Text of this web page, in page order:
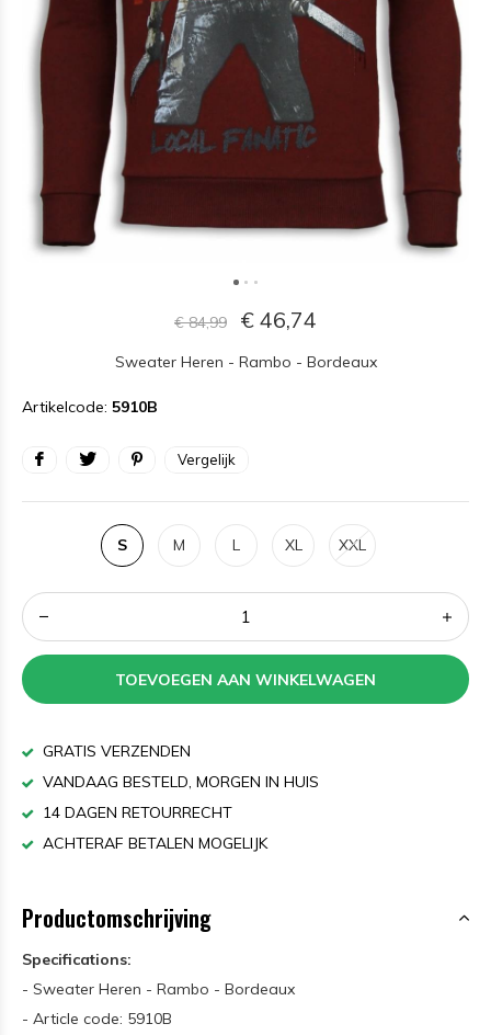
€ 84,99 € 46,74
Sweater Heren - Rambo - Bordeaux
Artikelcode: 5910B
Vergelijk
S M L XL XXL
TOEVOEGEN AAN WINKELWAGEN
GRATIS VERZENDEN
VANDAAG BESTELD, MORGEN IN HUIS
14 DAGEN RETOURRECHT
ACHTERAF BETALEN MOGELIJK
Productomschrijving
Specifications:
- Sweater Heren - Rambo - Bordeaux
- Article code: 5910B